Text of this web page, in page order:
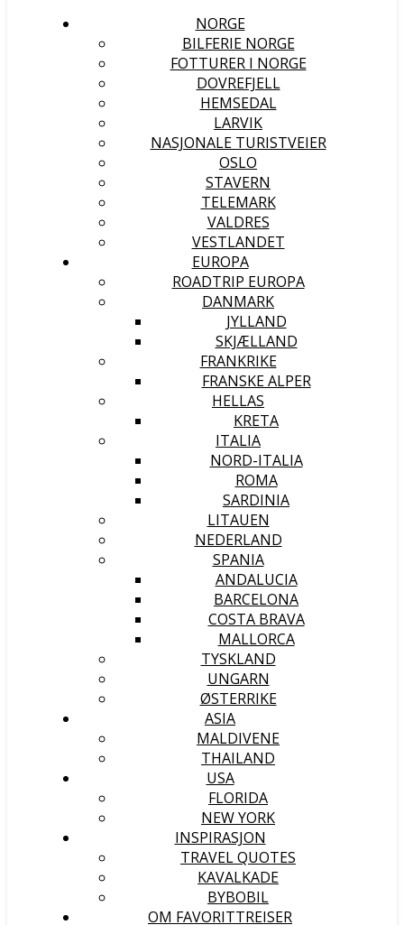
NORGE
BILFERIE NORGE
FOTTURER I NORGE
DOVREFJELL
HEMSEDAL
LARVIK
NASJONALE TURISTVEIER
OSLO
STAVERN
TELEMARK
VALDRES
VESTLANDET
EUROPA
ROADTRIP EUROPA
DANMARK
JYLLAND
SKJÆLLAND
FRANKRIKE
FRANSKE ALPER
HELLAS
KRETA
ITALIA
NORD-ITALIA
ROMA
SARDINIA
LITAUEN
NEDERLAND
SPANIA
ANDALUCIA
BARCELONA
COSTA BRAVA
MALLORCA
TYSKLAND
UNGARN
ØSTERRIKE
ASIA
MALDIVENE
THAILAND
USA
FLORIDA
NEW YORK
INSPIRASJON
TRAVEL QUOTES
KAVALKADE
BYBOBIL
OM FAVORITTREISER